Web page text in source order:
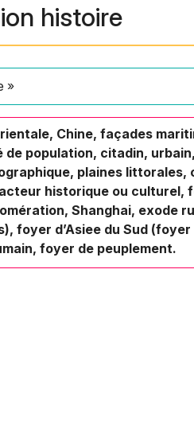
histoire
»
Chine, façades
population, citadin,
plaines littorales,
historique ou culturel,
Shanghai, exode
foyer d’Asiee du Sud (foyer
foyer de peuplement.